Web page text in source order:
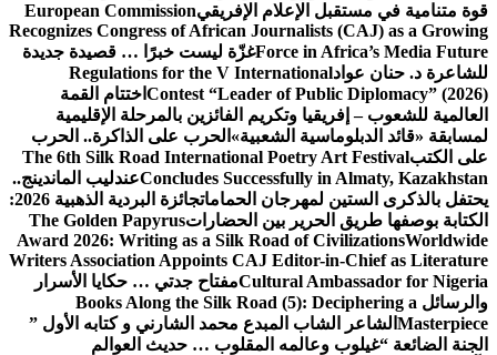
قوة متنامية في مستقبل الإعلام الإفريقيEuropean Commission
Recognizes Congress of African Journalists (CAJ) as a Growing
Force in Africa’s Media Futureغزّة ليست خبرًا … قصيدة جديدة
للشاعرة د. حنان عوادRegulations for the V International
Contest “Leader of Public Diplomacy” (2026) اختتام القمة
العالمية للشعوب – إفريقيا وتكريم الفائزين بالمرحلة الإقليمية
لمسابقة «قائد الدبلوماسية الشعبية» الحرب على الذاكرة.. الحرب
على الكتبThe 6th Silk Road International Poetry Art Festival
Concludes Successfully in Almaty, Kazakhstanعندليب الماندينج..
يحتفل بالذكرى الستين لمهرجان الحمامات
جائزة البردية الذهبية 2026:
الكتابة بوصفها طريق الحرير بين الحضاراتThe Golden Papyrus
Award 2026: Writing as a Silk Road of CivilizationsWorldwide
Writers Association Appoints CAJ Editor-in-Chief as Literature
Cultural Ambassador for Nigeriaمفتاح جدتي … حكايا الأسرار
والرسائل Books Along the Silk Road (5): Deciphering a
Masterpiece الشاعر الشاب المبدع محمد الشارني و كتابه الأول ”
الجنة الضائعة “غيلوب وعالمه المقلوب … حديث العوالم